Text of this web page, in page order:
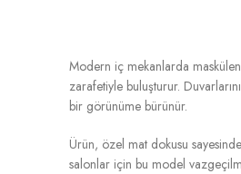
Modern iç mekanlarda
zarafetiyle buluşturur.
bir görünüme bürünür.
Ürün, özel mat dokusu
salonlar için bu model